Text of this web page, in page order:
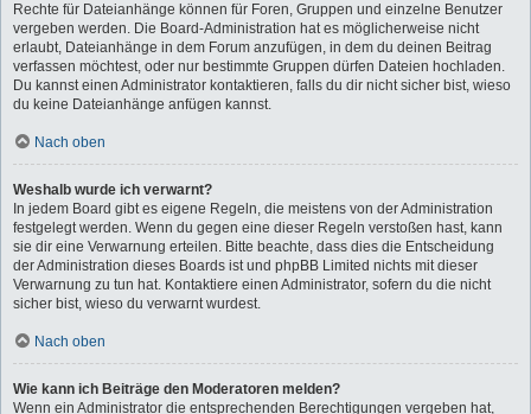
Rechte für Dateianhänge können für Foren, Gruppen und einzelne Benutzer
vergeben werden. Die Board-Administration hat es möglicherweise nicht
erlaubt, Dateianhänge in dem Forum anzufügen, in dem du deinen Beitrag
verfassen möchtest, oder nur bestimmte Gruppen dürfen Dateien hochladen.
Du kannst einen Administrator kontaktieren, falls du dir nicht sicher bist, wieso
du keine Dateianhänge anfügen kannst.
Nach oben
Weshalb wurde ich verwarnt?
In jedem Board gibt es eigene Regeln, die meistens von der Administration
festgelegt werden. Wenn du gegen eine dieser Regeln verstoßen hast, kann
sie dir eine Verwarnung erteilen. Bitte beachte, dass dies die Entscheidung
der Administration dieses Boards ist und phpBB Limited nichts mit dieser
Verwarnung zu tun hat. Kontaktiere einen Administrator, sofern du die nicht
sicher bist, wieso du verwarnt wurdest.
Nach oben
Wie kann ich Beiträge den Moderatoren melden?
Wenn ein Administrator die entsprechenden Berechtigungen vergeben hat,